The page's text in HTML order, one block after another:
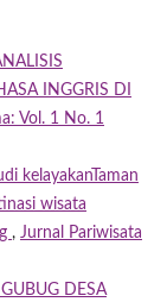
INGGRIS DI
Vol. 1 No. 1
kelayakanTaman
wisata
, Jurnal Pariwisata
DESA